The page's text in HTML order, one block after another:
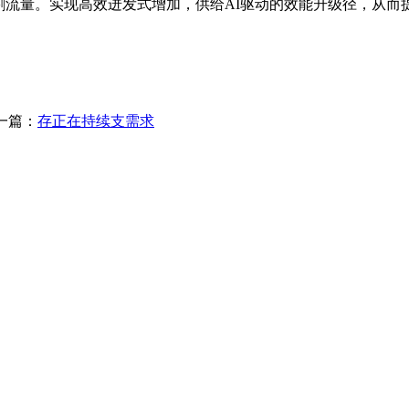
量。实现高效迸发式增加，供给AI驱动的效能升级径，从
篇： 存正在持续支需求